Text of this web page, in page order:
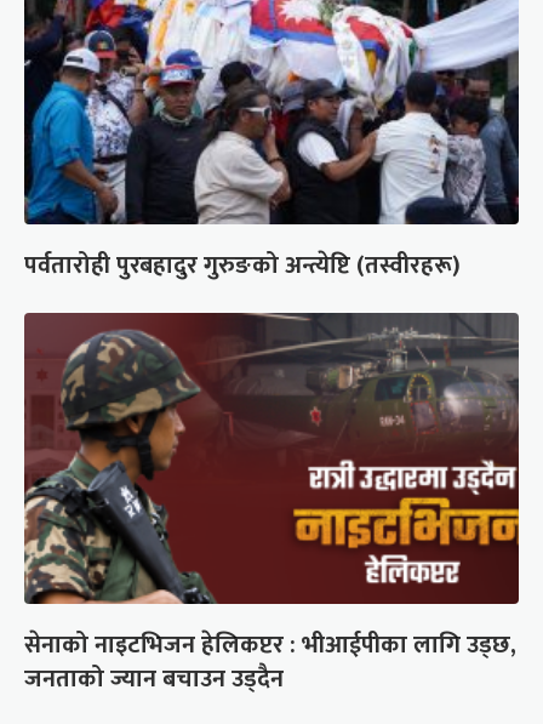
पर्वतारोही पुरबहादुर गुरुङको अन्त्येष्टि (तस्वीरहरू)
सेनाको नाइटभिजन हेलिकप्टर : भीआईपीका लागि उड्छ,
जनताको ज्यान बचाउन उड्दैन